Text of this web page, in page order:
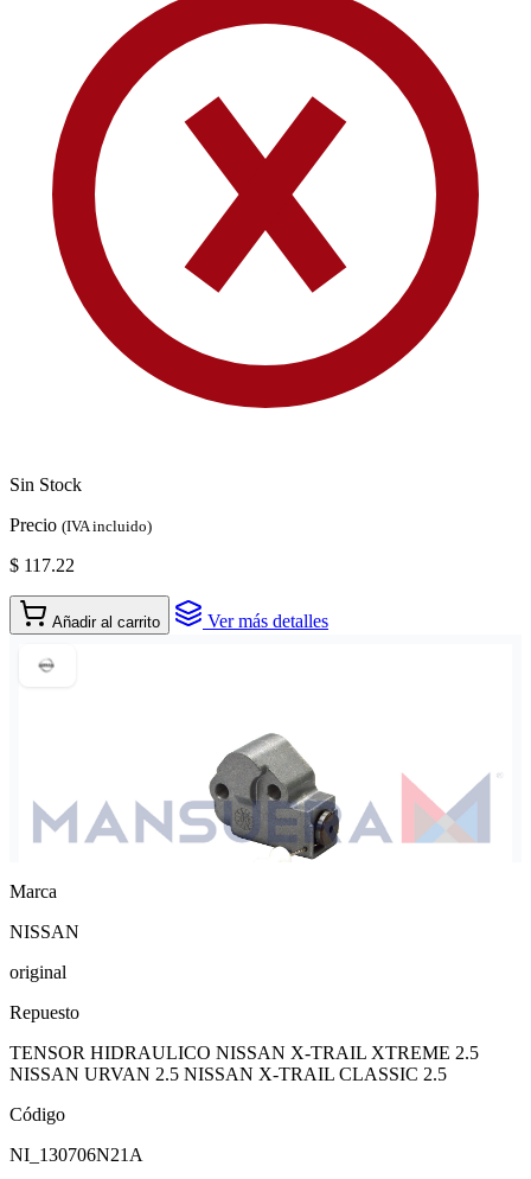
Sin Stock
Precio (IVA incluido)
$ 117.22
Añadir al carrito Ver más detalles
Marca
NISSAN
original
Repuesto
TENSOR HIDRAULICO NISSAN X-TRAIL XTREME 2.5
NISSAN URVAN 2.5 NISSAN X-TRAIL CLASSIC 2.5
Código
NI_130706N21A